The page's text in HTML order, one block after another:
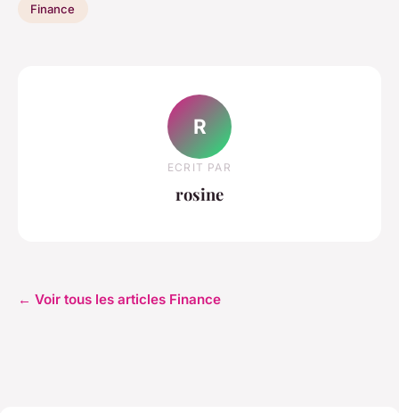
Finance
R
ECRIT PAR
rosine
← Voir tous les articles Finance